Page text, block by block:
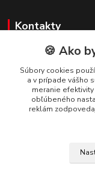
Kontakty
Zákaznícka podpora
+421 908 479
🍪 Ako
Súbory cookies
a v prípade vášho
meranie
obľúbeného
reklám